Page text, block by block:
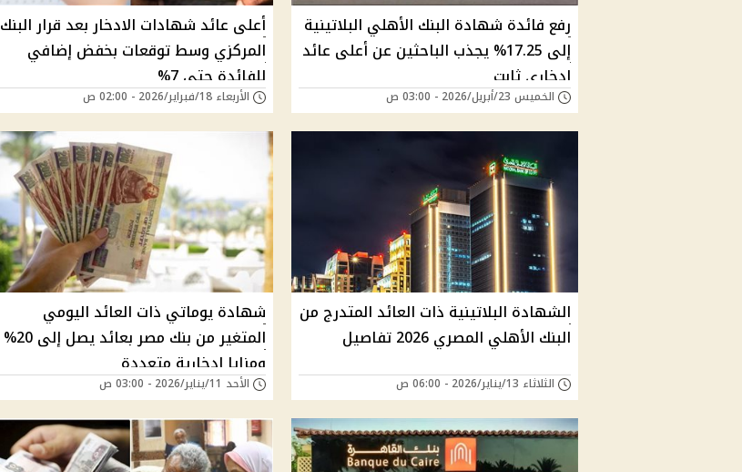
رفع فائدة شهادة البنك الأهلي البلاتينية
إلى 17.25% يجذب الباحثين عن أعلى عائد
ادخاري ثابت
الخميس 23/أبريل/2026 - 03:00 ص
أعلى عائد شهادات الادخار بعد قرار البنك
المركزي وسط توقعات بخفض إضافي
للفائدة حتى 7%
الأربعاء 18/فبراير/2026 - 02:00 ص
الشهادة البلاتينية ذات العائد المتدرج من
البنك الأهلي المصري 2026 تفاصيل
الثلاثاء 13/يناير/2026 - 06:00 ص
شهادة يوماتي ذات العائد اليومي
المتغير من بنك مصر بعائد يصل إلى 20%
ومزايا ادخارية متعددة
الأحد 11/يناير/2026 - 03:00 ص